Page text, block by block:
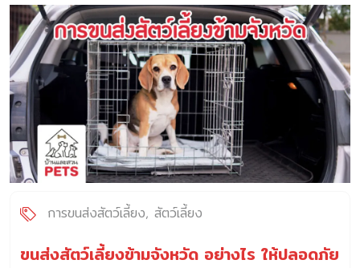
การขนส่งสัตว์เลี้ยง สัตว์เลี้ยง
ขนส่งสัตว์เลี้ยงข้ามจังหวัด อย่างไร ให้ปลอดภัย